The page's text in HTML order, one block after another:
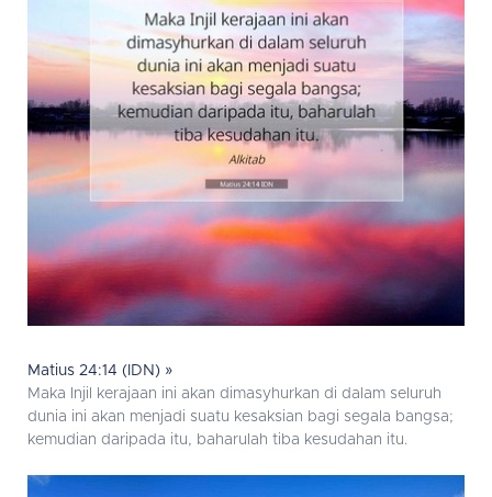
Matius 24:14 (IDN) »
Maka Injil kerajaan ini akan dimasyhurkan di dalam seluruh
dunia ini akan menjadi suatu kesaksian bagi segala bangsa;
kemudian daripada itu, baharulah tiba kesudahan itu.